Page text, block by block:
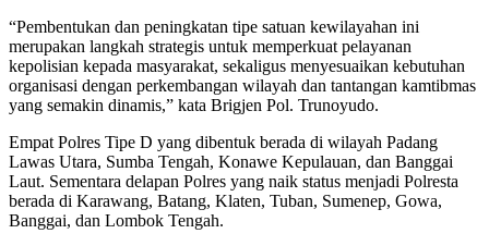
“Pembentukan dan peningkatan tipe satuan kewilayahan ini
merupakan langkah strategis untuk memperkuat pelayanan
kepolisian kepada masyarakat, sekaligus menyesuaikan kebutuhan
organisasi dengan perkembangan wilayah dan tantangan kamtibmas
yang semakin dinamis,” kata Brigjen Pol. Trunoyudo.
Empat Polres Tipe D yang dibentuk berada di wilayah Padang
Lawas Utara, Sumba Tengah, Konawe Kepulauan, dan Banggai
Laut. Sementara delapan Polres yang naik status menjadi Polresta
berada di Karawang, Batang, Klaten, Tuban, Sumenep, Gowa,
Banggai, dan Lombok Tengah.